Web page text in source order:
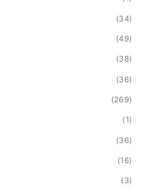
(34)
(49)
(38)
(36)
(269)
(1)
(36)
(16)
(3)